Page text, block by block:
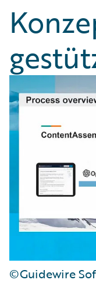
©Guidewire